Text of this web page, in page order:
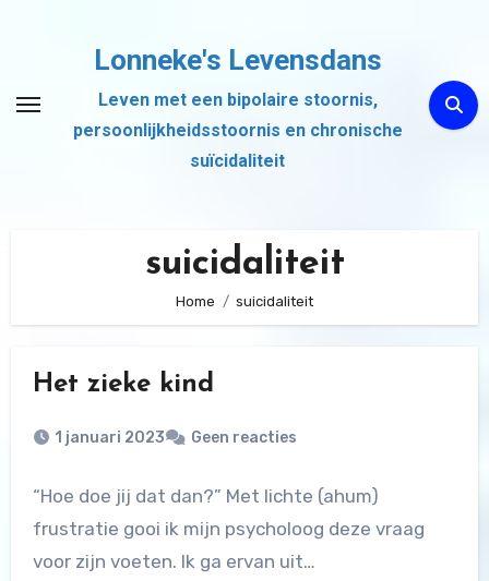
inhoud
Lonneke's Levensdans
Leven met een bipolaire stoornis,
persoonlijkheidsstoornis en chronische
suïcidaliteit
suicidaliteit
Home suicidaliteit
Het zieke kind
1 januari 2023 Geen reacties
“Hoe doe jij dat dan?” Met lichte (ahum)
frustratie gooi ik mijn psycholoog deze vraag
voor zijn voeten. Ik ga ervan uit…